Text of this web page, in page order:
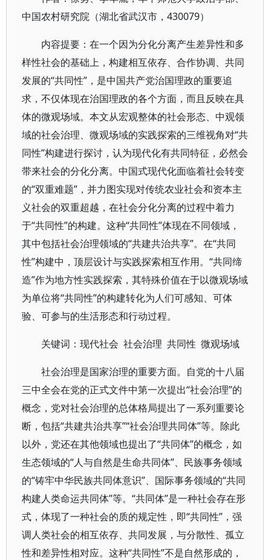
中国农村研究院（湖北省武汉市，430079）
内容提要：在一个因为分化分离产生差异性和多
样性社会的基础上，构建相互依存、合作协调、共同
发展的“共同性”，是中国共产党治国理政的重要追
求，不仅体现在治国理政的各个方面，而且反映在具
体的微观场域。本文从宏观整体的社会形态、中观领
域的社会治理、微观场域的实践探索的三维视角对“共
同性”构建进行探讨，认为现代化有共同特征，必然会
带来社会的分化分离。中国式现代化面临着社会转变
的“双重难题”，并力图实现对传统农业社会和资本主
义社会的双重超越，在社会分化分离的过程中着力
于“共同性”的构建。这种“共同性”体现在不同领域，
其中包括社会治理领域的“共建共治共享”。在“共同
性”构建中，顶层设计与实践探索相互作用。“共同缔
造”作为地方性实践探索，其特殊价值在于以微观场域
为单位将“共同性”的构建转化为人们可感知、可体
验、可参与的生活形态和行动过程。
关键词：现代社会 社会治理 共同性 微观场域
社会治理是国家治理的重要方面。自党的十八届
三中全会在党的正式文件中第一次提出“社会治理”的
概念，党对社会治理的总体格局提出了一系列重要论
断，包括“共建共治共享”“社会治理共同体”等。除此
以外，党还在其他领域也提出了“共同体”的概念，如
生态领域的“人与自然是生命共同体”、民族事务领域
的“铸牢中华民族共同体意识”、国际事务领域的“共同
构建人类命运共同体”等。“共同体”是一种社会存在形
式，体现了一种社会的质的规定性，即“共同性”，强
调人类社会的相互依存、共同发展，与分散性、孤立
性和差异性相对应。这种“共同性”不是自然形成的，